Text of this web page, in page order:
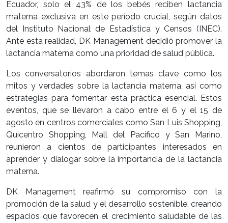
Ecuador, solo el 43% de los bebés reciben lactancia
materna exclusiva en este período crucial, según datos
del Instituto Nacional de Estadística y Censos (INEC).
Ante esta realidad, DK Management decidió promover la
lactancia materna como una prioridad de salud pública.
Los conversatorios abordaron temas clave como los
mitos y verdades sobre la lactancia materna, así como
estrategias para fomentar esta práctica esencial. Estos
eventos, que se llevaron a cabo entre el 6 y el 15 de
agosto en centros comerciales como San Luis Shopping,
Quicentro Shopping, Mall del Pacífico y San Marino,
reunieron a cientos de participantes interesados en
aprender y dialogar sobre la importancia de la lactancia
materna.
DK Management reafirmó su compromiso con la
promoción de la salud y el desarrollo sostenible, creando
espacios que favorecen el crecimiento saludable de las